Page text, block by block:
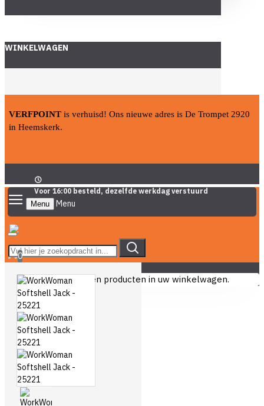
WINKELWAGEN
VERFPOINT is verhuisd! Ons nieuwe adres is De Trompet 2920
in Heemskerk.
Voor 16:00 besteld, dezelfde werkdag verstuurd
Menu
0
U heeft nog geen producten in uw winkelwagen.